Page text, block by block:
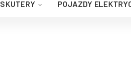
SKUTERY POJAZDY